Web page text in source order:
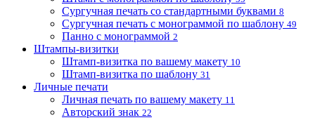
Сургучная печать со стандартными буквами 8
Сургучная печать с монограммой по шаблону 49
Панно с монограммой 2
Штампы-визитки
Штамп-визитка по вашему макету 10
Штамп-визитка по шаблону 31
Личные печати
Личная печать по вашему макету 11
Авторский знак 22